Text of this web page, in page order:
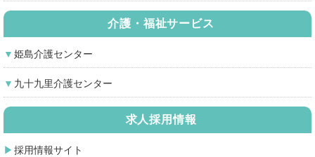
介護・福祉サービス
姫島介護センター
九十九里介護センター
求人採用情報
採用情報サイト